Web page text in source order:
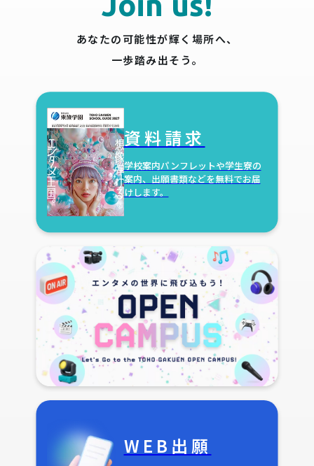
あなたの可能性が輝く場所へ、
一歩踏み出そう。
資料請求
学校案内パンフレットや学生寮の
案内、出願書類などを無料でお届
けします。
WEB出願